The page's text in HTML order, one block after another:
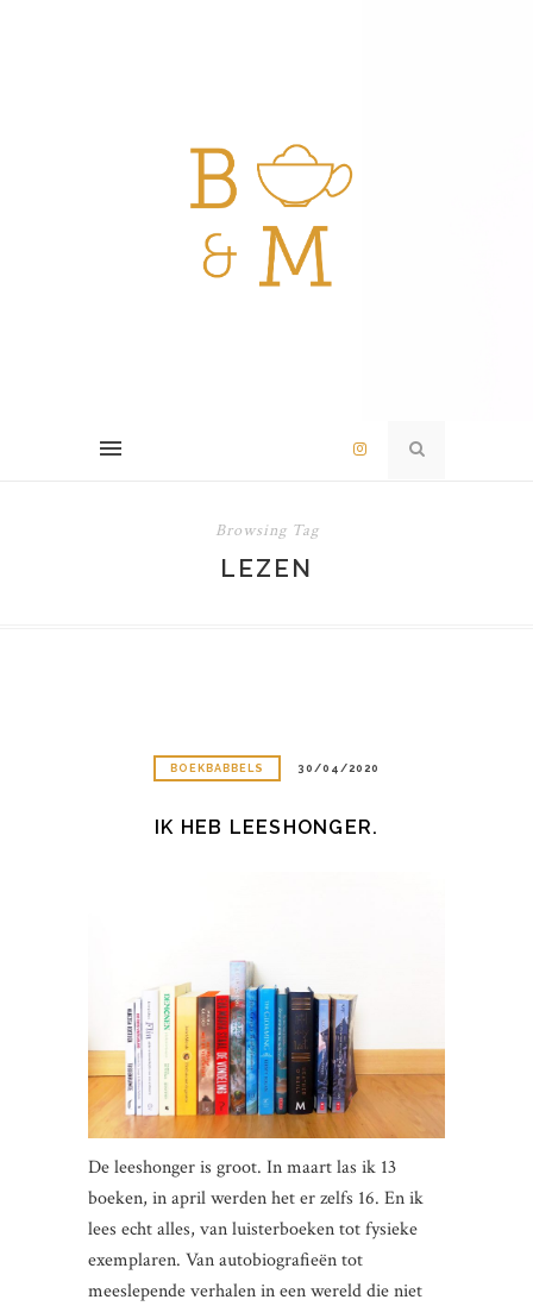
Browsing Tag
LEZEN
BOEKBABBELS 30/04/2020
IK HEB LEESHONGER.
De leeshonger is groot. In maart las ik 13
boeken, in april werden het er zelfs 16. En ik
lees echt alles, van luisterboeken tot fysieke
exemplaren. Van autobiografieën tot
meeslepende verhalen in een wereld die niet